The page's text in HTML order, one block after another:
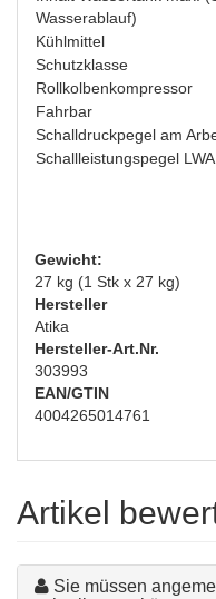
Wasserablauf)
Kühlmittel
Schutzklasse
Rollkolbenkompressor
Fahrbar
Schalldruckpegel am
Schallleistungspegel LWA
Gewicht:
27 kg (1 Stk x 27 kg)
Hersteller
Atika
Hersteller-Art.Nr.
303993
EAN/GTIN
4004265014761
Artikel
Sie müssen